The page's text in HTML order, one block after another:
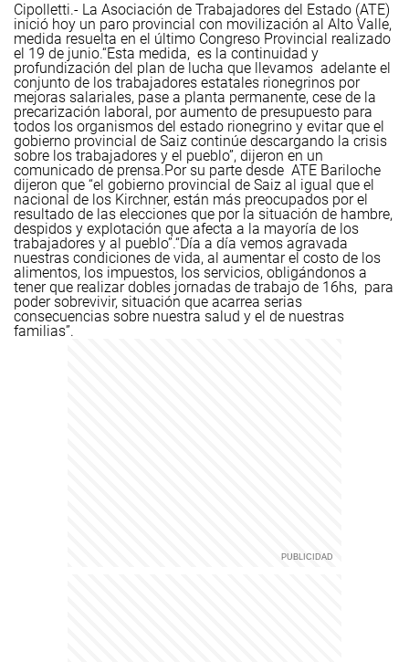
Cipolletti.- La Asociación de Trabajadores del Estado (ATE)
inició hoy un paro provincial con movilización al Alto Valle,
medida resuelta en el último Congreso Provincial realizado
el 19 de junio.“Esta medida, es la continuidad y
profundización del plan de lucha que llevamos adelante el
conjunto de los trabajadores estatales rionegrinos por
mejoras salariales, pase a planta permanente, cese de la
precarización laboral, por aumento de presupuesto para
todos los organismos del estado rionegrino y evitar que el
gobierno provincial de Saiz continúe descargando la crisis
sobre los trabajadores y el pueblo”, dijeron en un
comunicado de prensa.Por su parte desde ATE Bariloche
dijeron que “el gobierno provincial de Saiz al igual que el
nacional de los Kirchner, están más preocupados por el
resultado de las elecciones que por la situación de hambre,
despidos y explotación que afecta a la mayoría de los
trabajadores y al pueblo”.“Día a día vemos agravada
nuestras condiciones de vida, al aumentar el costo de los
alimentos, los impuestos, los servicios, obligándonos a
tener que realizar dobles jornadas de trabajo de 16hs, para
poder sobrevivir, situación que acarrea serias
consecuencias sobre nuestra salud y el de nuestras
familias”.